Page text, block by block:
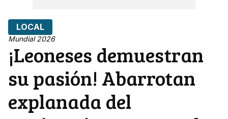
LOCAL
Mundial 2026
¡Leoneses demuestran
su pasión! Abarrotan
explanada del